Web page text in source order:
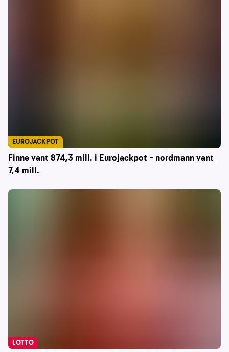
Finne vant 874,3 mill. i Eurojackpot – nordmann vant
7,4 mill.
EUROJACKPOT
LOTTO